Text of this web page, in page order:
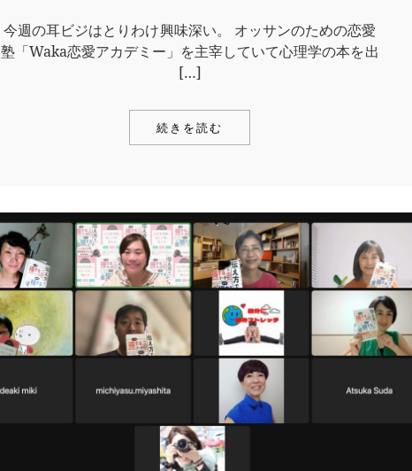
今週の耳ビジはとりわけ興味深い。 オッサンのための恋愛
塾「Waka恋愛アカデミー」を主宰していて心理学の本を出
[…]
続きを読む